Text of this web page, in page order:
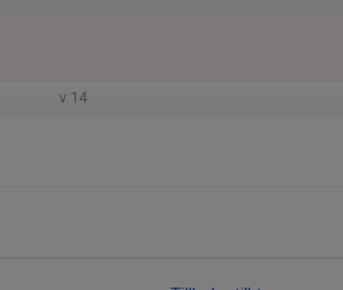
v.14